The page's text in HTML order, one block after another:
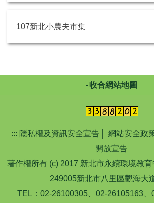
107新北小農夫市集
收合網站地圖
::: 隱私權及資訊安全宣告 網站安全政
開放宣告
著作權所有 (c) 2017 新北市永續環境教
249005新北市八里區觀海大
TEL：02-26100305、02-26105163